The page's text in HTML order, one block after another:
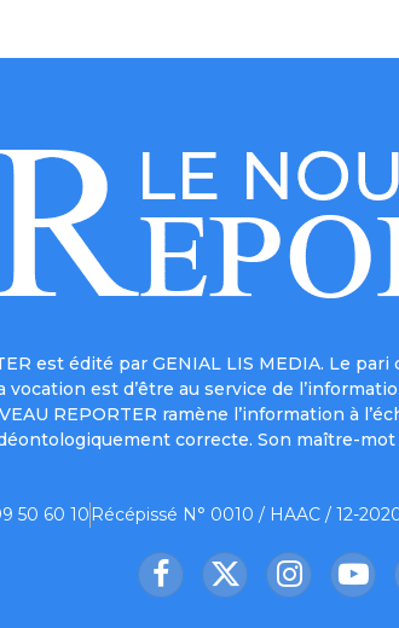
est édité par GENIAL LIS MEDIA. Le
est d’être au service de
REPORTER ramène l’information à
correcte. Son maître-mot
50 60 10 Récépissé N° 0010 / HAAC / 12-
Facebook
X
Instagram